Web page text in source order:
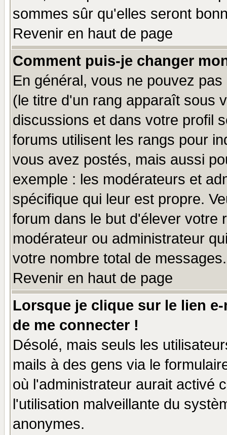
sommes sûr qu'elles seront
Revenir en haut de page
Comment puis-je changer
En général, vous ne pouvez
(le titre d'un rang apparaît sous
discussions et dans votre profil
forums utilisent les rangs pour
vous avez postés, mais aussi
exemple : les modérateurs et
spécifique qui leur est propre.
forum dans le but d'élever votre
modérateur ou administrateur
votre nombre total de messages.
Revenir en haut de page
Lorsque je clique sur le lien
de me connecter !
Désolé, mais seuls les
mails à des gens via le
où l'administrateur aurait activé
l'utilisation malveillante du
anonymes.